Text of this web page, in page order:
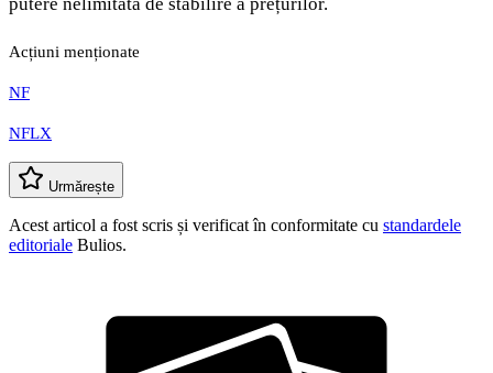
Acțiuni menționate
NF
NFLX
Urmărește
Acest articol a fost scris și verificat în conformitate cu standardele
editoriale Bulios.